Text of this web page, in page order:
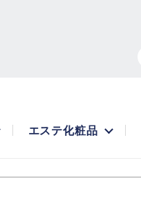
エステ化粧品